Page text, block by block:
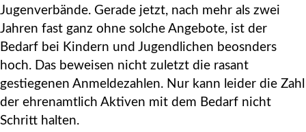
Jugenverbände. Gerade jetzt, nach mehr als zwei
Jahren fast ganz ohne solche Angebote, ist der
Bedarf bei Kindern und Jugendlichen beosnders
hoch. Das beweisen nicht zuletzt die rasant
gestiegenen Anmeldezahlen. Nur kann leider die Zahl
der ehrenamtlich Aktiven mit dem Bedarf nicht
Schritt halten.